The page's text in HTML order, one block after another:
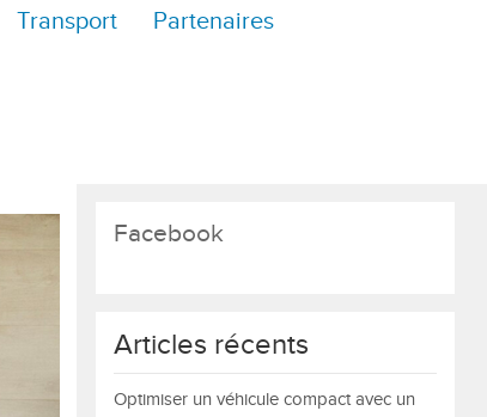
Transport Partenaires
Facebook
Articles récents
Optimiser un véhicule compact avec un